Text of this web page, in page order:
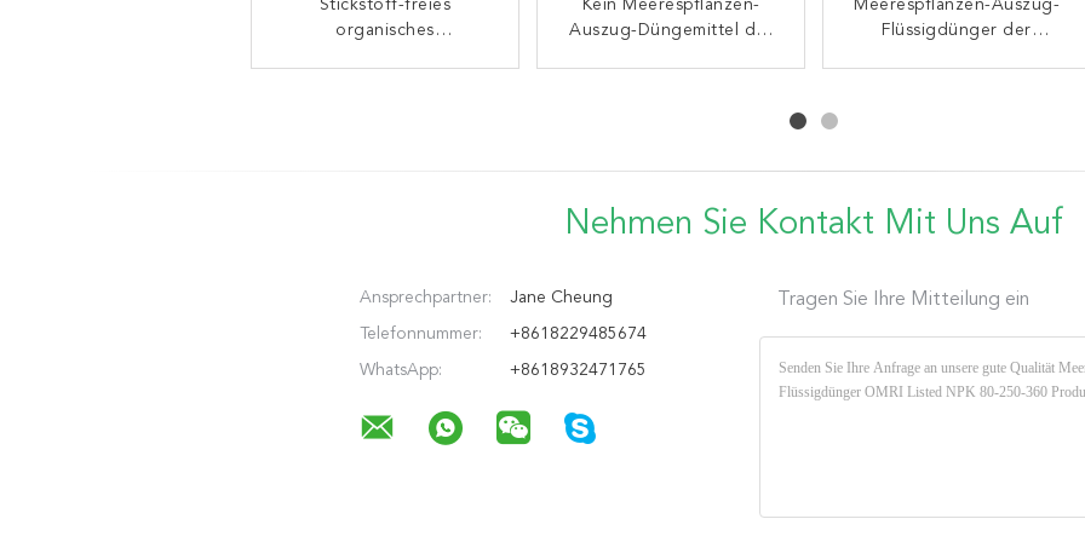
Stickstoff-freies
organisches
Kein Meerespflanzen-
Auszug-Düngemittel der
Meerespflanzen-Auszug-
Flüssigdünger der
Meerespflanzen-Auszug-
Flüssigdünger Browns
Saures Zink-Flüssigkeits-
Meerespflanzen-Auszug-
OMRI 30g/L
Meerespflanzen-Auszug-
Nehmen Sie Kontakt Mit Uns Auf
Ansprechpartner: Jane Cheung
Telefonnummer: +8618229485674
WhatsApp: +8618932471765
Tragen Sie Ihre Mitteilung ein